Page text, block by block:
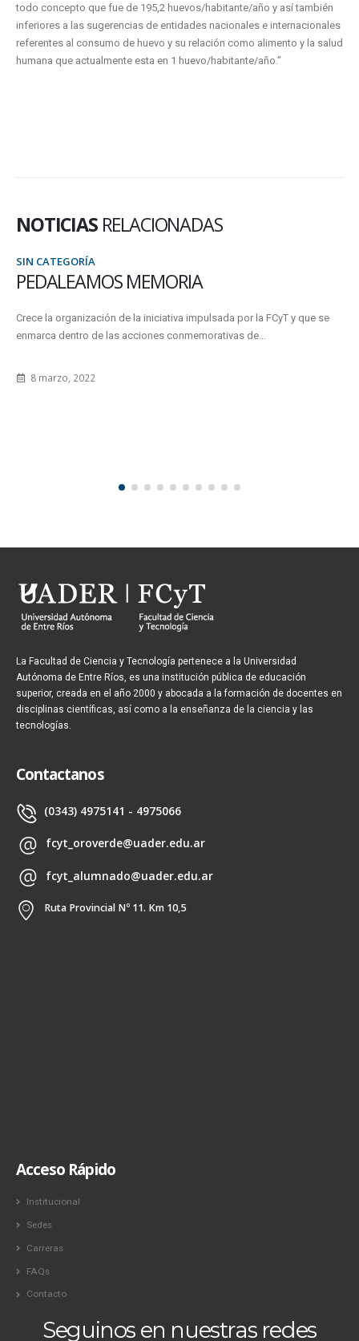
todo concepto que fue de 195,2 huevos/habitante/año y así también
inferiores a las sugerencias de entidades nacionales e internacionales
referentes al consumo de huevo y su relación como alimento y la salud
humana que actualmente esta en 1 huevo/habitante/año.”
NOTICIAS RELACIONADAS
SIN CATEGORÍA
PEDALEAMOS MEMORIA
Crece la organización de la iniciativa impulsada por la FCyT y que se
enmarca dentro de las acciones conmemorativas de...
8 marzo, 2022
La Facultad de Ciencia y Tecnología pertenece a la Universidad
Autónoma de Entre Ríos, es una institución pública de educación
superior, creada en el año 2000 y abocada a la formación de docentes en
disciplinas científicas, así como a la enseñanza de la ciencia y las
tecnologías.
Contactanos
(0343) 4975141 - 4975066
fcyt_oroverde@uader.edu.ar
fcyt_alumnado@uader.edu.ar
Ruta Provincial Nº 11. Km 10,5
Acceso Rápido
Institucional
Sedes
Carreras
FAQs
Contacto
Seguinos en nuestras redes